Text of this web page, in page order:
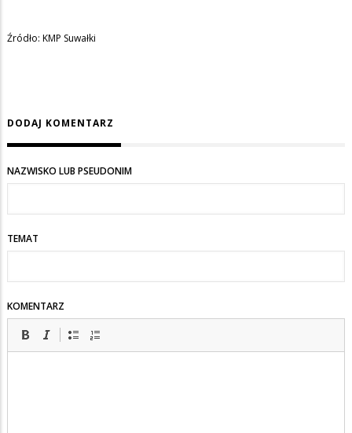
Źródło: KMP Suwałki
DODAJ KOMENTARZ
NAZWISKO LUB PSEUDONIM
TEMAT
KOMENTARZ